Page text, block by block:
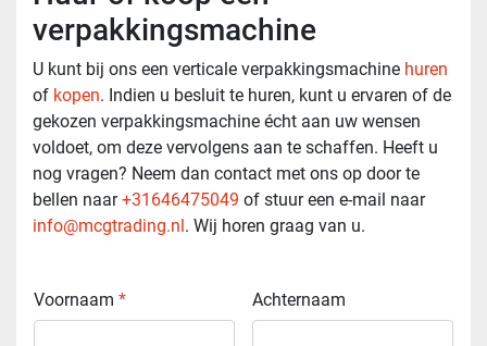
verpakkingsmachine
U kunt bij ons een verticale verpakkingsmachine huren
of kopen. Indien u besluit te huren, kunt u ervaren of de
gekozen verpakkingsmachine écht aan uw wensen
voldoet, om deze vervolgens aan te schaffen. Heeft u
nog vragen? Neem dan contact met ons op door te
bellen naar+31646475049 of stuur een e-mail naar
info@mcgtrading.nl . Wij horen graag van u.
Voornaam * Achternaam